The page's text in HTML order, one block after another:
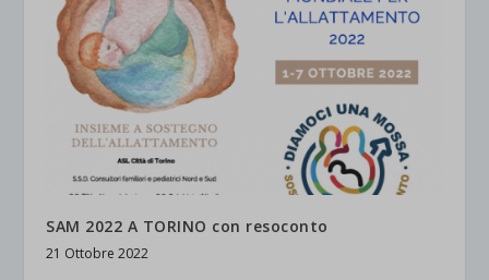
SAM 2022 A TORINO con resoconto
21 Ottobre 2022